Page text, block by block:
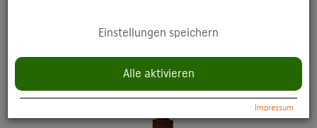
Datenschutzerklärung:https://policies.google.com/privacy
Einstellungen speichern
Alle aktivieren
Impressum